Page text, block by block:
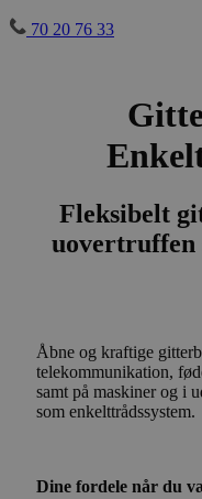
70 20 76 33
Fleksibelt
uovertruffen
Åbne og kraftige
telekommunikation,
samt på maskiner og i
som enkelttrådssystem.
Dine fordele når du